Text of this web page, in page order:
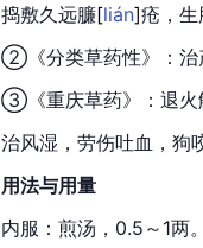
捣敷久远臁[lián]疮，
②《分类草药性》：治
③《重庆草药》：退
治风湿，劳伤吐血，狗
用法与用量
内服：煎汤，0.5～1两